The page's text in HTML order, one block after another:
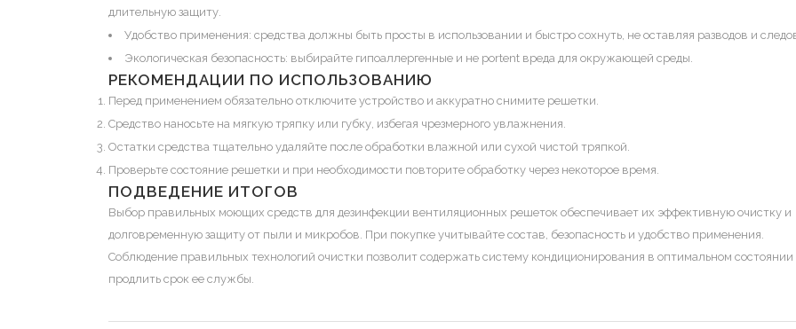
длительную защиту.
Удобство применения: средства должны быть просты в использовании и быстро сохнуть, не оставляя разводов и
Экологическая безопасность: выбирайте гипоаллергенные и не portent вреда для окружающей среды.
РЕКОМЕНДАЦИИ ПО ИСПОЛЬЗОВАНИЮ
Перед применением обязательно отключите устройство и аккуратно снимите решетки.
Средство наносьте на мягкую тряпку или губку, избегая чрезмерного увлажнения.
Остатки средства тщательно удаляйте после обработки влажной или сухой чистой тряпкой.
Проверьте состояние решетки и при необходимости повторите обработку через некоторое время.
ПОДВЕДЕНИЕ ИТОГОВ
Выбор правильных моющих средств для дезинфекции вентиляционных решеток обеспечивает их эффективную очистку и
долговременную защиту от пыли и микробов. При покупке учитывайте состав, безопасность и удобство применения.
Соблюдение правильных технологий очистки позволит содержать систему кондиционирования в оптимальном состоянии
продлить срок ее службы.